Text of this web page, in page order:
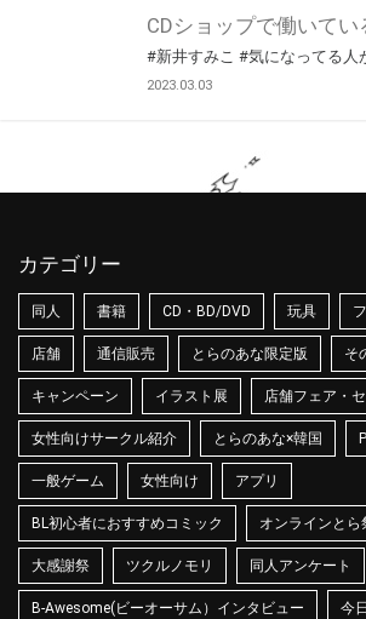
#新井すみこ #気になってる人
2023.03.03
カテゴリー
同人 書籍 CD・BD/DVD 玩具
店舗 通信販売 とらのあな限定版 そ
キャンペーン イラスト展 店舗フェア・
女性向けサークル紹介 とらのあな×韓国
一般ゲーム 女性向け アプリ
BL初心者におすすめコミック オンラインとら
大感謝祭 ツクルノモリ 同人アンケート
B-Awesome(ビーオーサム）インタビュー 今